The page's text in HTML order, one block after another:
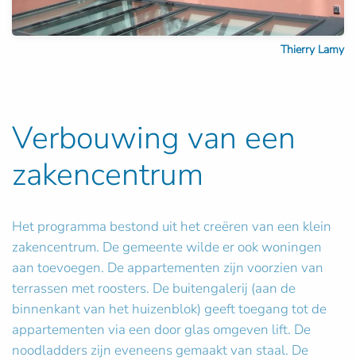
Thierry Lamy
Verbouwing van een
zakencentrum
Het programma bestond uit het creëren van een klein
zakencentrum. De gemeente wilde er ook woningen
aan toevoegen. De appartementen zijn voorzien van
terrassen met roosters. De buitengalerij (aan de
binnenkant van het huizenblok) geeft toegang tot de
appartementen via een door glas omgeven lift. De
noodladders zijn eveneens gemaakt van staal. De